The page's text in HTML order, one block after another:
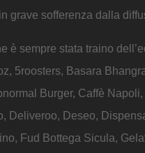
grave sofferenza dalla
sempre stata traino
5roosters, Basara
Burger, Caffè
Deliveroo, Deseo,
Fud Bottega Sicula,